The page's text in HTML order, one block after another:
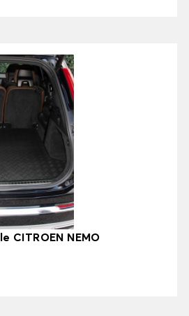
CITROEN NEMO